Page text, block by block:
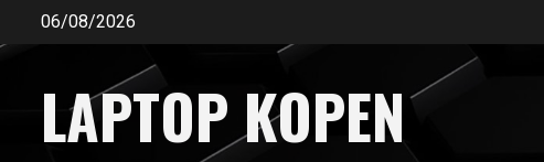
inhoud
06/08/2026
LAPTOP KOPEN